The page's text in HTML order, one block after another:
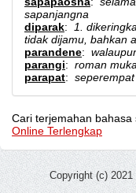
sapanjangna
diparak:
1.
tidak dijamu, bahkan
parandene:
parangi: roman muka
parapat: seperempat
Cari terjemahan bahasa
Online Terlengkap
Copyright (c)